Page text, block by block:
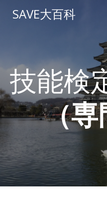
SAVE大百科
技能検
（専